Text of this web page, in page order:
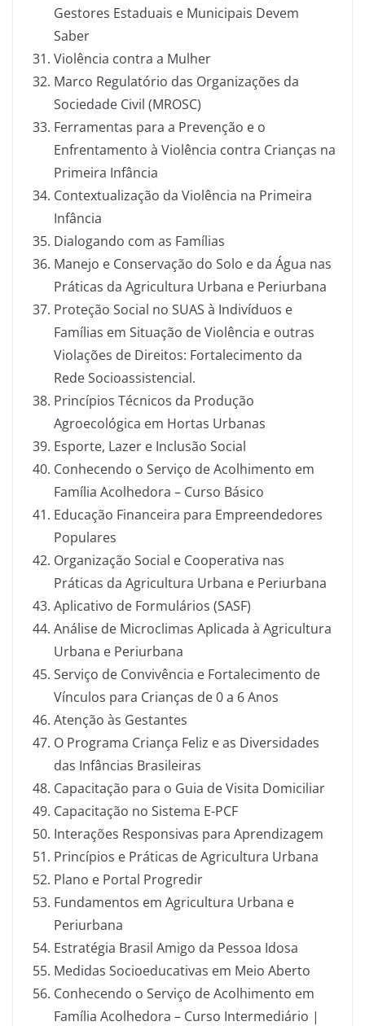
Gestores Estaduais e Municipais Devem
Saber
Violência contra a Mulher
Marco Regulatório das Organizações da
Sociedade Civil (MROSC)
Ferramentas para a Prevenção e o
Enfrentamento à Violência contra Crianças na
Primeira Infância
Contextualização da Violência na Primeira
Infância
Dialogando com as Famílias
Manejo e Conservação do Solo e da Água nas
Práticas da Agricultura Urbana e Periurbana
Proteção Social no SUAS à Indivíduos e
Famílias em Situação de Violência e outras
Violações de Direitos: Fortalecimento da
Rede Socioassistencial.
Princípios Técnicos da Produção
Agroecológica em Hortas Urbanas
Esporte, Lazer e Inclusão Social
Conhecendo o Serviço de Acolhimento em
Família Acolhedora – Curso Básico
Educação Financeira para Empreendedores
Populares
Organização Social e Cooperativa nas
Práticas da Agricultura Urbana e Periurbana
Aplicativo de Formulários (SASF)
Análise de Microclimas Aplicada à Agricultura
Urbana e Periurbana
Serviço de Convivência e Fortalecimento de
Vínculos para Crianças de 0 a 6 Anos
Atenção às Gestantes
O Programa Criança Feliz e as Diversidades
das Infâncias Brasileiras
Capacitação para o Guia de Visita Domiciliar
Capacitação no Sistema E-PCF
Interações Responsivas para Aprendizagem
Princípios e Práticas de Agricultura Urbana
Plano e Portal Progredir
Fundamentos em Agricultura Urbana e
Periurbana
Estratégia Brasil Amigo da Pessoa Idosa
Medidas Socioeducativas em Meio Aberto
Conhecendo o Serviço de Acolhimento em
Família Acolhedora – Curso Intermediário |